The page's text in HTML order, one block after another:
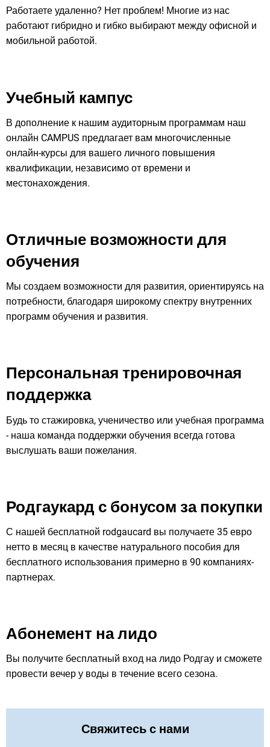
Работаете удаленно? Нет проблем! Многие из нас
работают гибридно и гибко выбирают между офисной и
мобильной работой.
Учебный кампус
В дополнение к нашим аудиторным программам наш
онлайн CAMPUS предлагает вам многочисленные
онлайн-курсы для вашего личного повышения
квалификации, независимо от времени и
местонахождения.
Отличные возможности для
обучения
Мы создаем возможности для развития, ориентируясь на
потребности, благодаря широкому спектру внутренних
программ обучения и развития.
Персональная тренировочная
поддержка
Будь то стажировка, ученичество или учебная программа
- наша команда поддержки обучения всегда готова
выслушать ваши пожелания.
Родгаукард с бонусом за покупки
С нашей бесплатной rodgaucard вы получаете 35 евро
нетто в месяц в качестве натурального пособия для
бесплатного использования примерно в 90 компаниях-
партнерах.
Абонемент на лидо
Вы получите бесплатный вход на лидо Родгау и сможете
провести вечер у воды в течение всего сезона.
Свяжитесь с нами